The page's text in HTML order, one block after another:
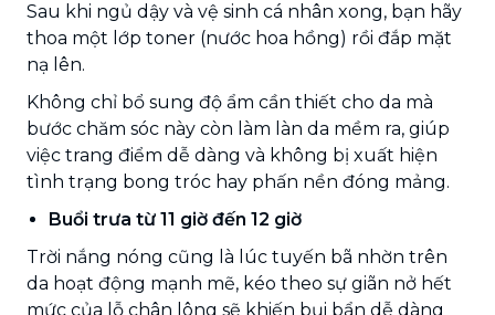
Sau khi ngủ dậy và vệ sinh cá nhân xong, bạn hãy
thoa một lớp toner (nước hoa hồng) rồi đắp mặt
nạ lên.
Không chỉ bổ sung độ ẩm cần thiết cho da mà
bước chăm sóc này còn làm làn da mềm ra, giúp
việc trang điểm dễ dàng và không bị xuất hiện
tình trạng bong tróc hay phấn nền đóng mảng.
Buổi trưa từ 11 giờ đến 12 giờ
Trời nắng nóng cũng là lúc tuyến bã nhờn trên
da hoạt động mạnh mẽ, kéo theo sự giãn nở hết
mức của lỗ chân lông sẽ khiến bụi bẩn dễ dàng